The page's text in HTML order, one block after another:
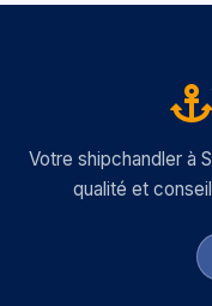
Votre shipchandler à
qualité et